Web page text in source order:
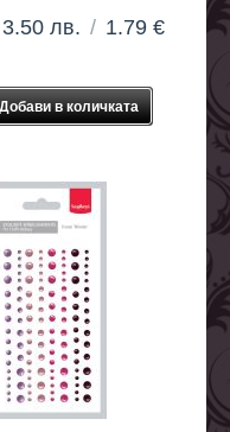
3.50 лв. / 1.79 €